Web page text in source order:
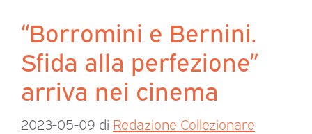
“Borromini e Bernini.
Sfida alla perfezione”
arriva nei cinema
2023-05-09 di Redazione Collezionare